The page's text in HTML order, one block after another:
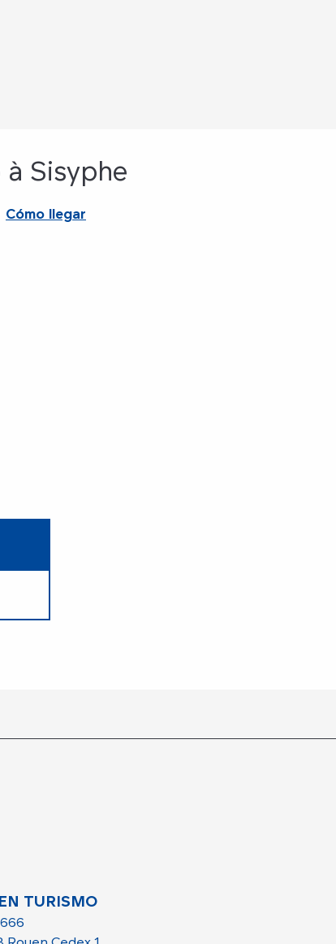
Sisyphe
Cómo llegar
TURISMO